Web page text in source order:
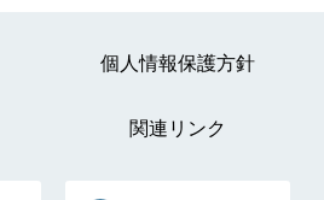
個人情報保護方針
関連リンク